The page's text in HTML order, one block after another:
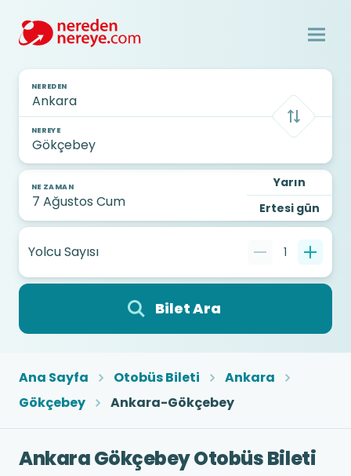
NEREDEN
NEREYE
NE ZAMAN
Yarın
Ertesi gün
Yolcu Sayısı 1
Bilet Ara
Ana Sayfa Otobüs Bileti
Ankara
Gökçebey
Ankara-Gökçebey
Ankara Gökçebey Otobüs Bileti